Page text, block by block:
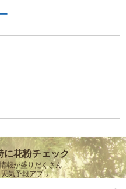
に花粉チェック
報が盛りだくさん
気予報アプリ